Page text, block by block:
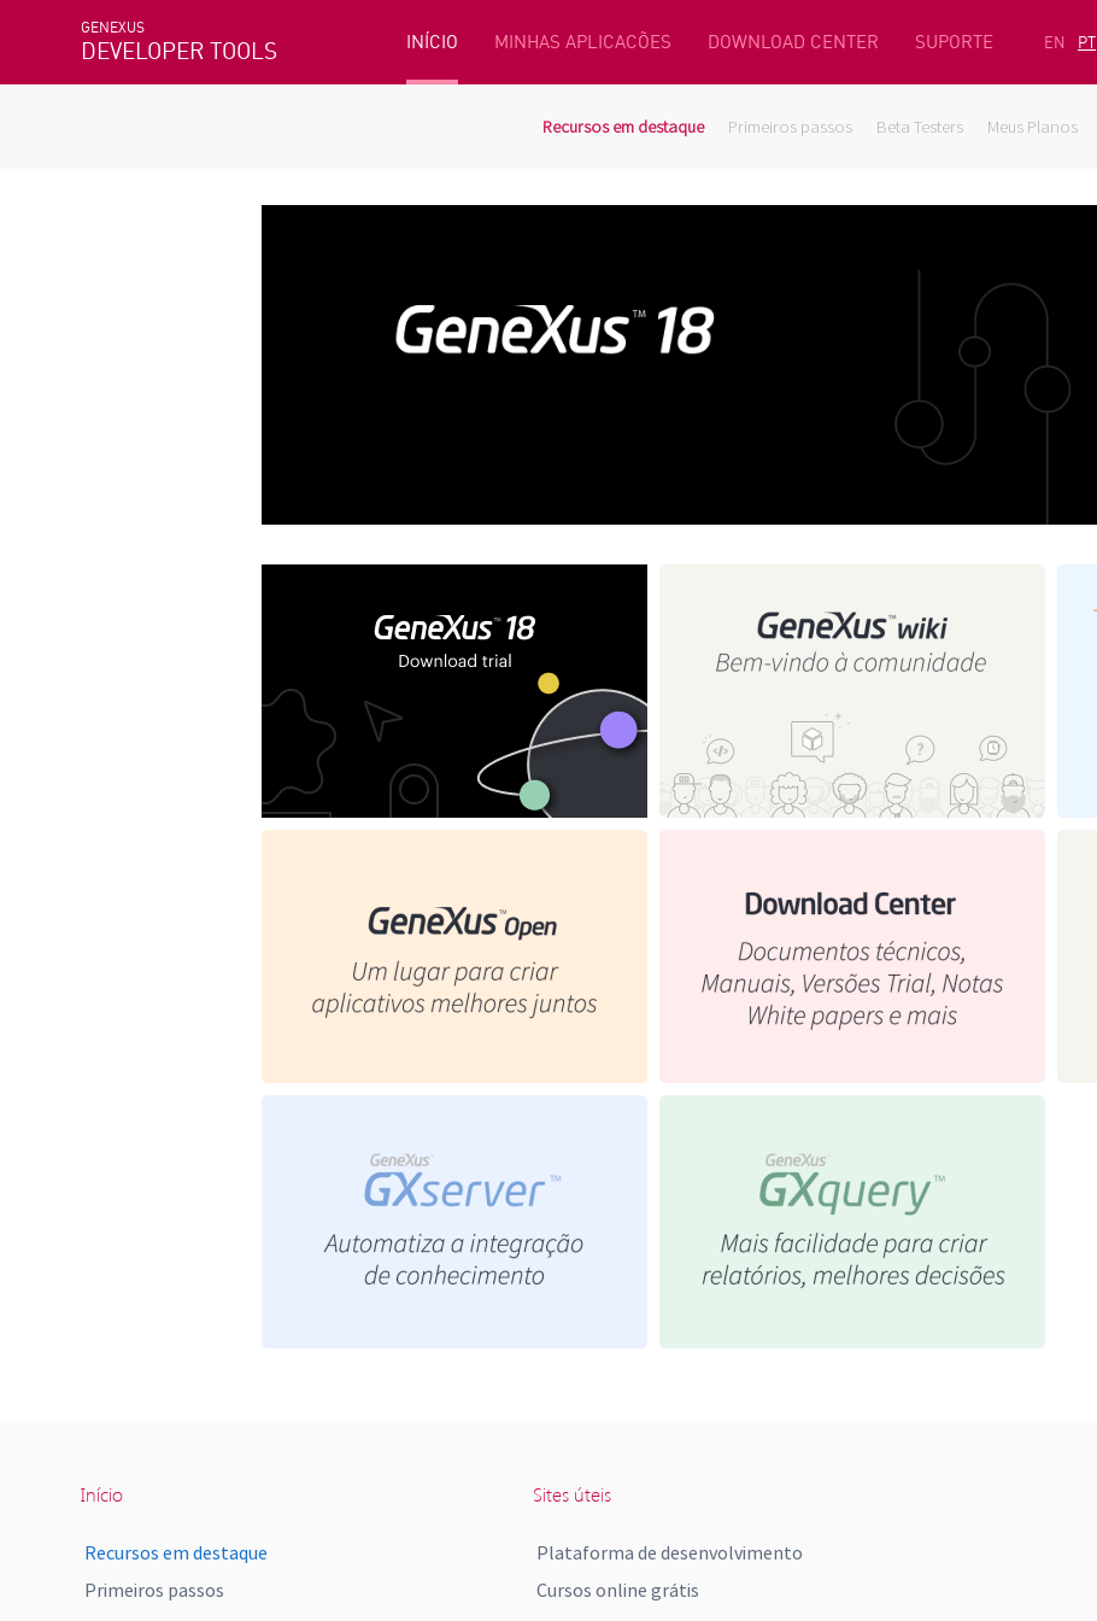
GENEXUS
DEVELOPER TOOLS INÍCIO MINHAS APLICACÕES DOWNLOAD CENTER SUPORTE EN PT
Recursos em destaque Primeiros passos Beta Testers Meus Planos
Início
Recursos em destaque
Primeiros passos
Sites úteis
Plataforma de desenvolvimento
Cursos online grátis